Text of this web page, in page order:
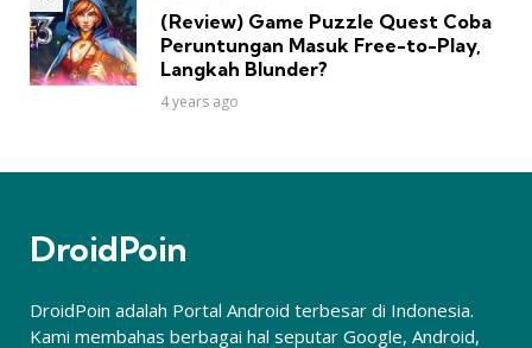
(Review) Game Puzzle Quest Coba
Peruntungan Masuk Free-to-Play,
Langkah Blunder?
4 years ago
DroidPoin
DroidPoin adalah Portal Android terbesar di Indonesia.
Kami membahas berbagai hal seputar Google, Android,